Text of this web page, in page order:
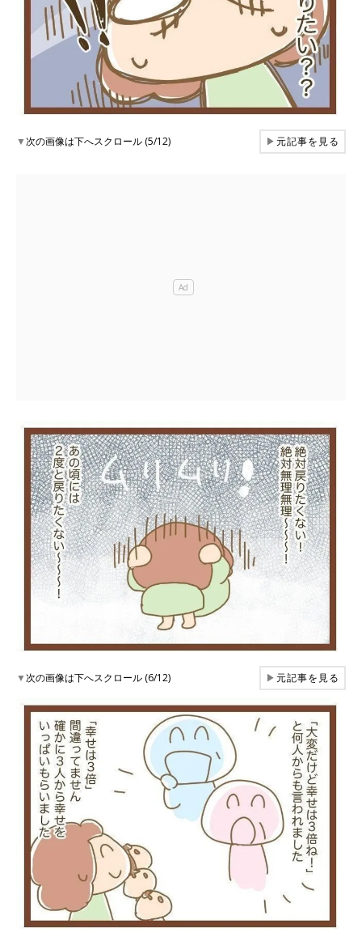
▼次の画像は下へスクロール (5/12) ▶元記事を見る
▼次の画像は下へスクロール (6/12) ▶元記事を見る